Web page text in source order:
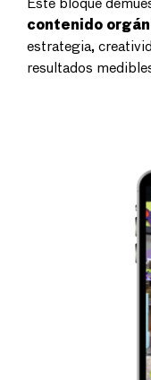
Este bloque
contenido
estrategia,
resultados